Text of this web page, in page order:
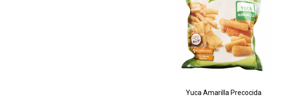
Yuca Amarilla Precocida